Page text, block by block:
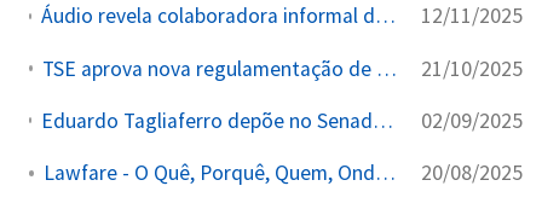
Áudio revela colaboradora informal do TSE admitindo ter denunciado empresários 12/11/2025
TSE aprova nova regulamentação de conteúdo eleitoral nas redes sociais 21/10/2025
Eduardo Tagliaferro depõe no Senado sobre operações paralelas do gabinete de Moraes 02/09/2025
Lawfare - O Quê, Porquê, Quem, Onde, Quando 20/08/2025